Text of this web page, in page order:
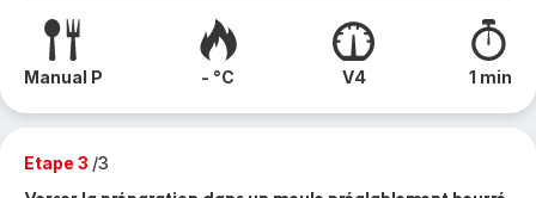
Manual P - °C V4 1 min
Etape 3 /3